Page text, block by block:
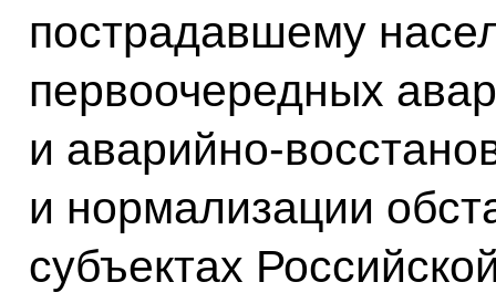
пострадавшему
первоочередных
и аварийно-
и нормализации
субъектах